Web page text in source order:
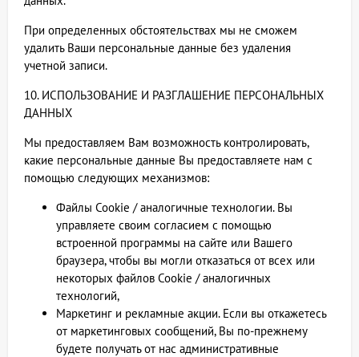
При определенных обстоятельствах мы не сможем
удалить Ваши персональные данные без удаления
учетной записи.
10. ИСПОЛЬЗОВАНИЕ И РАЗГЛАШЕНИЕ ПЕРСОНАЛЬНЫХ
ДАННЫХ
Мы предоставляем Вам возможность контролировать,
какие персональные данные Вы предоставляете нам с
помощью следующих механизмов:
Файлы Cookie / аналогичные технологии. Вы
управляете своим согласием с помощью
встроенной программы на сайте или Вашего
браузера, чтобы вы могли отказаться от всех или
некоторых файлов Cookie / аналогичных
технологий,
Маркетинг и рекламные акции. Если вы откажетесь
от маркетинговых сообщений, Вы по-прежнему
будете получать от нас административные